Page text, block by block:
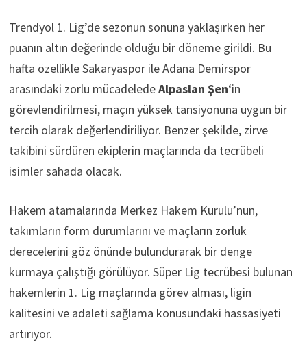
Trendyol 1. Lig’de sezonun sonuna yaklaşırken her
puanın altın değerinde olduğu bir döneme girildi. Bu
hafta özellikle Sakaryaspor ile Adana Demirspor
arasındaki zorlu mücadeledeAlpaslan Şen‘in
görevlendirilmesi, maçın yüksek tansiyonuna uygun bir
tercih olarak değerlendiriliyor. Benzer şekilde, zirve
takibini sürdüren ekiplerin maçlarında da tecrübeli
isimler sahada olacak.
Hakem atamalarında Merkez Hakem Kurulu’nun,
takımların form durumlarını ve maçların zorluk
derecelerini göz önünde bulundurarak bir denge
kurmaya çalıştığı görülüyor. Süper Lig tecrübesi bulunan
hakemlerin 1. Lig maçlarında görev alması, ligin
kalitesini ve adaleti sağlama konusundaki hassasiyeti
artırıyor.